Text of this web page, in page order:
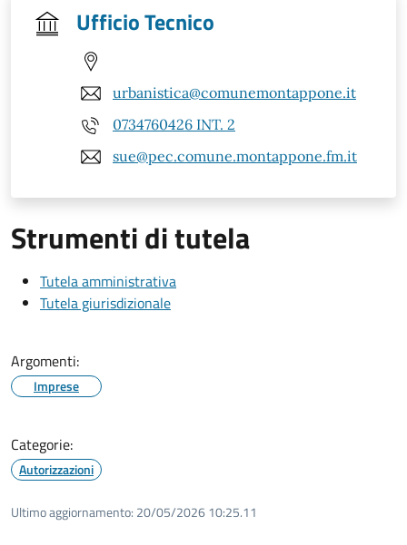
Ufficio Tecnico
urbanistica@comunemontappone.it
0734760426 INT. 2
sue@pec.comune.montappone.fm.it
Strumenti di tutela
Tutela amministrativa
Tutela giurisdizionale
Argomenti:
Imprese
Categorie:
Autorizzazioni
Ultimo aggiornamento: 20/05/2026 10:25.11